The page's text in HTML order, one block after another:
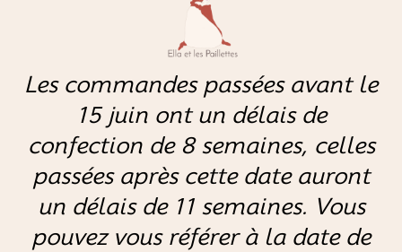
Couleur du fil pour la broderie (si vous avez sélectionné cette
option)
broderie ( 9 caractères max)
Les commandes passées avant le
15 juin ont un délais de
confection de 8 semaines, celles
passées après cette date auront
un délais de 11 semaines. Vous
pouvez vous référer à la date de